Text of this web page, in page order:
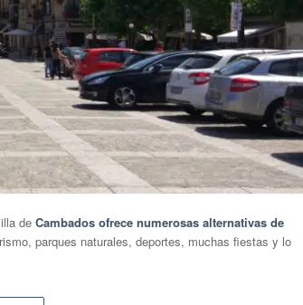
de Cambados ofrece numerosas alternativas de
parques naturales, deportes, muchas fiestas y lo